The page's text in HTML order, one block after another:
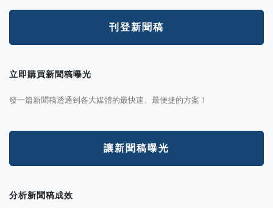
刊登新聞稿
立即購買新聞稿曝光
發一篇新聞稿透通到各大媒體的最快速、最便捷的方案！
讓新聞稿曝光
分析新聞稿成效